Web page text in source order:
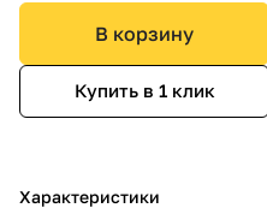
В корзину
Купить в 1 клик
Характеристики